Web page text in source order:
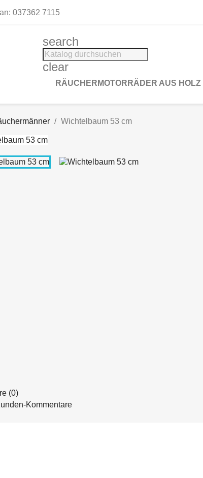
037362 7115
search
clear
RÄUCHERMOTORRÄDER AUS HOLZ
Wichtelbaum 53 cm
(0)
Kommentare